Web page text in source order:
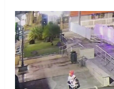
paga
nuevos
reintegros
y
sobrepasa
los
$1,000
millones
desembolsados